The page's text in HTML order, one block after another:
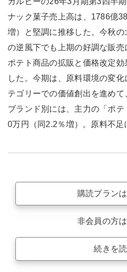
ナック菓子売上高は、1786億
増）と堅調に推移した。今秋
の逆風下でも上期の好調な販
ポテト商品の拡販と価格改定
した。今期は、原料環境の変
テゴリーでの価値創出を進めて
ブランド別には、主力の「ポ
0万円（同2.2％増）。原料不足
購読プラン
非会員の方
続きを